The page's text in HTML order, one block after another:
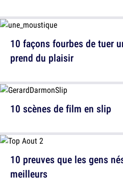
10 façons fourbes de tuer
prend du plaisir
10 preuves que les gens
meilleurs
10 scènes de film en slip